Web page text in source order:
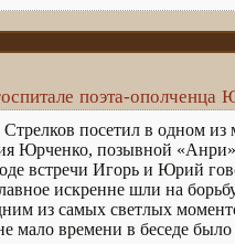
поэта-
посетил в одном из
Юрченко, позывной «Анри».
встречи Игорь и Юрий
искренне шли на
из самых светлых
мало времени в беседе